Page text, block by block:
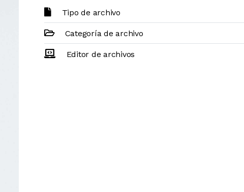
Tipo de archivo
Categoría de archivo
Editor de archivos